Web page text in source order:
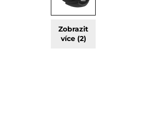
Zobrazit
více (2)